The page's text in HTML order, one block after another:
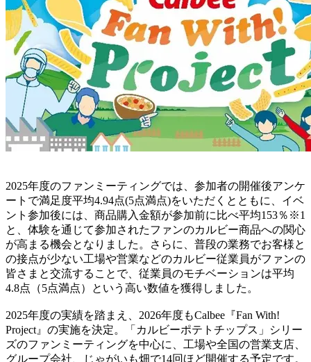
2025年度のファンミーティングでは、参加者の開催後アンケ
ートで満足度平均4.94点(5点満点)をいただくとともに、イベ
ント参加後には、商品購入金額が参加前に比べ平均153％※1
と、体験を通じて参加されたファンのカルビー商品への関心
が高まる機会となりました。さらに、普段の業務でお客様と
の接点が少ない工場や営業などのカルビー従業員がファンの
皆さまと交流することで、従業員のモチベーションは平均
4.8点（5点満点）という高い数値を獲得しました。
2025年度の実績を踏まえ、2026年度もCalbee『Fan With!
Project』の実施を決定。「カルビーポテトチップス」シリー
ズのファンミーティングを中心に、工場や全国の営業支店、
グループ会社、じゃがいも畑で14回ほど開催する予定です。